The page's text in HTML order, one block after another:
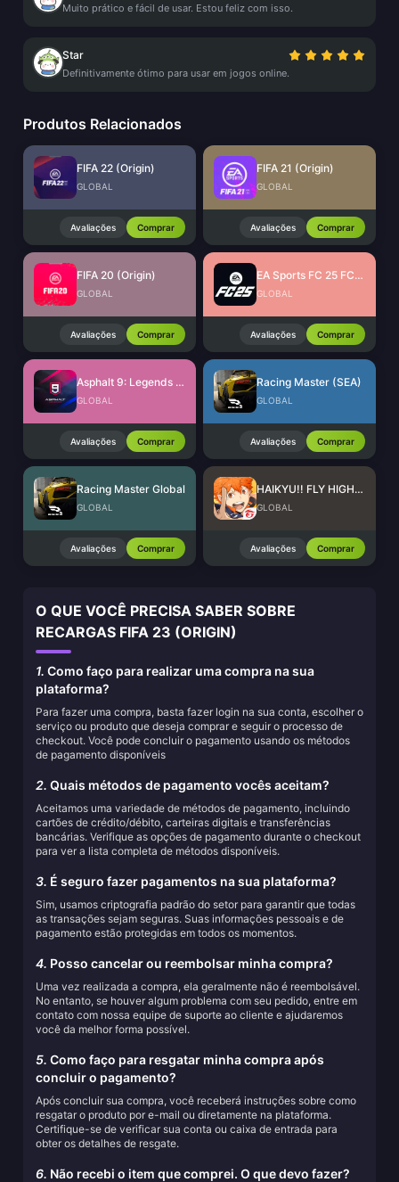
Muito prático e fácil de usar. Estou feliz com isso.
Star
Definitivamente ótimo para usar em jogos online.
Produtos Relacionados
FIFA 22 (Origin)
GLOBAL
Avaliações Comprar
FIFA 21 (Origin)
GLOBAL
Avaliações Comprar
FIFA 20 (Origin)
GLOBAL
Avaliações Comprar
EA Sports FC 25 FC Points (EA App)
GLOBAL
Avaliações Comprar
Asphalt 9: Legends Tokens
GLOBAL
Avaliações Comprar
Racing Master (SEA)
GLOBAL
Avaliações Comprar
Racing Master Global
GLOBAL
Avaliações Comprar
HAIKYU!! FLY HIGH SEA Top Up
GLOBAL
Avaliações Comprar
O QUE VOCÊ PRECISA SABER SOBRE
RECARGAS FIFA 23 (ORIGIN)
1. Como faço para realizar uma compra na sua
plataforma?
Para fazer uma compra, basta fazer login na sua conta, escolher o
serviço ou produto que deseja comprar e seguir o processo de
checkout. Você pode concluir o pagamento usando os métodos
de pagamento disponíveis
2. Quais métodos de pagamento vocês aceitam?
Aceitamos uma variedade de métodos de pagamento, incluindo
cartões de crédito/débito, carteiras digitais e transferências
bancárias. Verifique as opções de pagamento durante o checkout
para ver a lista completa de métodos disponíveis.
3. É seguro fazer pagamentos na sua plataforma?
Sim, usamos criptografia padrão do setor para garantir que todas
as transações sejam seguras. Suas informações pessoais e de
pagamento estão protegidas em todos os momentos.
4. Posso cancelar ou reembolsar minha compra?
Uma vez realizada a compra, ela geralmente não é reembolsável.
No entanto, se houver algum problema com seu pedido, entre em
contato com nossa equipe de suporte ao cliente e ajudaremos
você da melhor forma possível.
5. Como faço para resgatar minha compra após
concluir o pagamento?
Após concluir sua compra, você receberá instruções sobre como
resgatar o produto por e-mail ou diretamente na plataforma.
Certifique-se de verificar sua conta ou caixa de entrada para
obter os detalhes de resgate.
6. Não recebi o item que comprei. O que devo fazer?